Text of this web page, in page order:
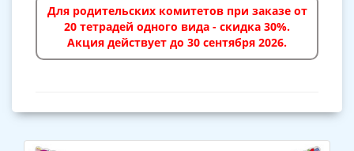
Для родительских комитетов при заказе от
20 тетрадей одного вида - скидка 30%.
Акция действует до 30 сентября 2026.